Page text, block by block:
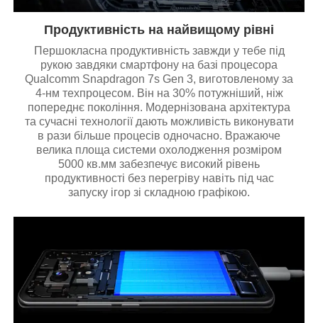
Продуктивність на найвищому рівні
Першокласна продуктивність завжди у тебе під
рукою завдяки смартфону на базі процесора
Qualcomm Snapdragon 7s Gen 3, виготовленому за
4-нм техпроцесом. Він на 30% потужніший, ніж
попереднє покоління. Модернізована архітектура
та сучасні технології дають можливість виконувати
в рази більше процесів одночасно. Вражаюче
велика площа системи охолодження розміром
5000 кв.мм забезпечує високий рівень
продуктивності без перегріву навіть під час
запуску ігор зі складною графікою.